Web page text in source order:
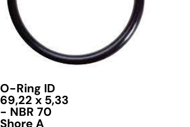
O-Ring ID
69,22 x 5,33
- NBR 70
Shore A